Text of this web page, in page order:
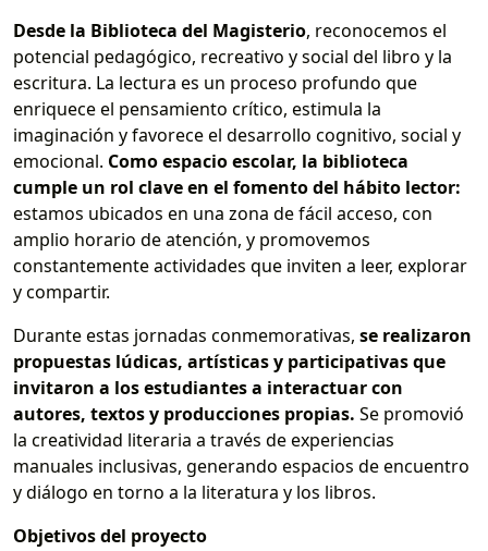
Desde la Biblioteca del Magisterio, reconocemos el
potencial pedagógico, recreativo y social del libro y la
escritura. La lectura es un proceso profundo que
enriquece el pensamiento crítico, estimula la
imaginación y favorece el desarrollo cognitivo, social y
emocional. Como espacio escolar, la biblioteca
cumple un rol clave en el fomento del hábito lector:
estamos ubicados en una zona de fácil acceso, con
amplio horario de atención, y promovemos
constantemente actividades que inviten a leer, explorar
y compartir.
Durante estas jornadas conmemorativas, se realizaron
propuestas lúdicas, artísticas y participativas que
invitaron a los estudiantes a interactuar con
autores, textos y producciones propias. Se promovió
la creatividad literaria a través de experiencias
manuales inclusivas, generando espacios de encuentro
y diálogo en torno a la literatura y los libros.
Objetivos del proyecto